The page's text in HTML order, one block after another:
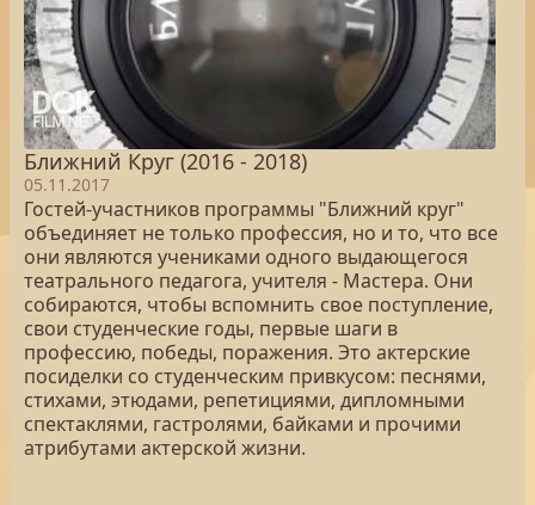
Ближний Круг (2016 - 2018)
05.11.2017
Гостей-участников программы "Ближний круг"
объединяет не только профессия, но и то, что все
они являются учениками одного выдающегося
театрального педагога, учителя - Мастера. Они
собираются, чтобы вспомнить свое поступление,
свои студенческие годы, первые шаги в
профессию, победы, поражения. Это актерские
посиделки со студенческим привкусом: песнями,
стихами, этюдами, репетициями, дипломными
спектаклями, гастролями, байками и прочими
атрибутами актерской жизни.